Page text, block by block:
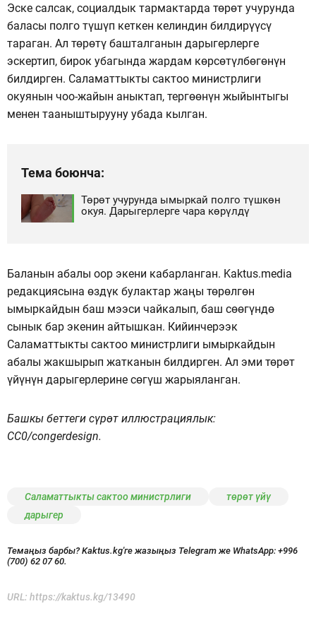
Эске салсак, социалдык тармактарда төрөт учурунда
баласы полго түшүп кеткен келиндин билдирүүсү
тараган. Ал төрөтү башталганын дарыгерлерге
эскертип, бирок убагында жардам көрсөтүлбөгөнүн
билдирген. Саламаттыкты сактоо министрлиги
окуянын чоо-жайын аныктап, тергөөнүн жыйынтыгы
менен тааныштырууну убада кылган.
Тема боюнча:
Төрөт учурунда ымыркай полго түшкөн
окуя. Дарыгерлерге чара көрүлдү
Баланын абалы оор экени кабарланган. Kaktus.media
редакциясына өздүк булактар жаңы төрөлгөн
ымыркайдын баш мээси чайкалып, баш сөөгүндө
сынык бар экенин айтышкан. Кийинчерээк
Саламаттыкты сактоо министрлиги ымыркайдын
абалы жакшырып жатканын билдирген. Ал эми төрөт
үйүнүн дарыгерлерине сөгүш жарыяланган.
Башкы беттеги сүрөт иллюстрациялык:
CC0/congerdesign.
Саламаттыкты сактоо министрлиги
төрөт үйү
дарыгер
Темаңыз барбы? Kaktus.kg'ге жазыңыз Telegram же WhatsApp: +996
(700) 62 07 60.
URL: https://kaktus.kg/13490